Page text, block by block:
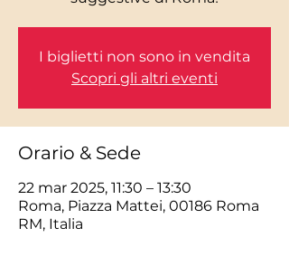
I biglietti non sono in vendita
Scopri gli altri eventi
Orario & Sede
22 mar 2025, 11:30 – 13:30
Roma, Piazza Mattei, 00186 Roma
RM, Italia